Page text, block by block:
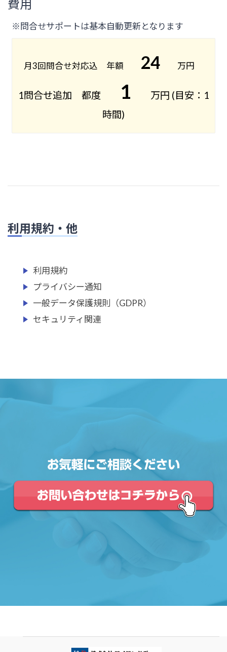
費用
※問合せサポートは基本自動更新となります
月3回問合せ対応込 年額 24 万円
1問合せ追加 都度1
万円 (目安：1
時間)
利用規約・他
利用規約
プライバシー通知
一般データ保護規則（GDPR）
セキュリティ関連